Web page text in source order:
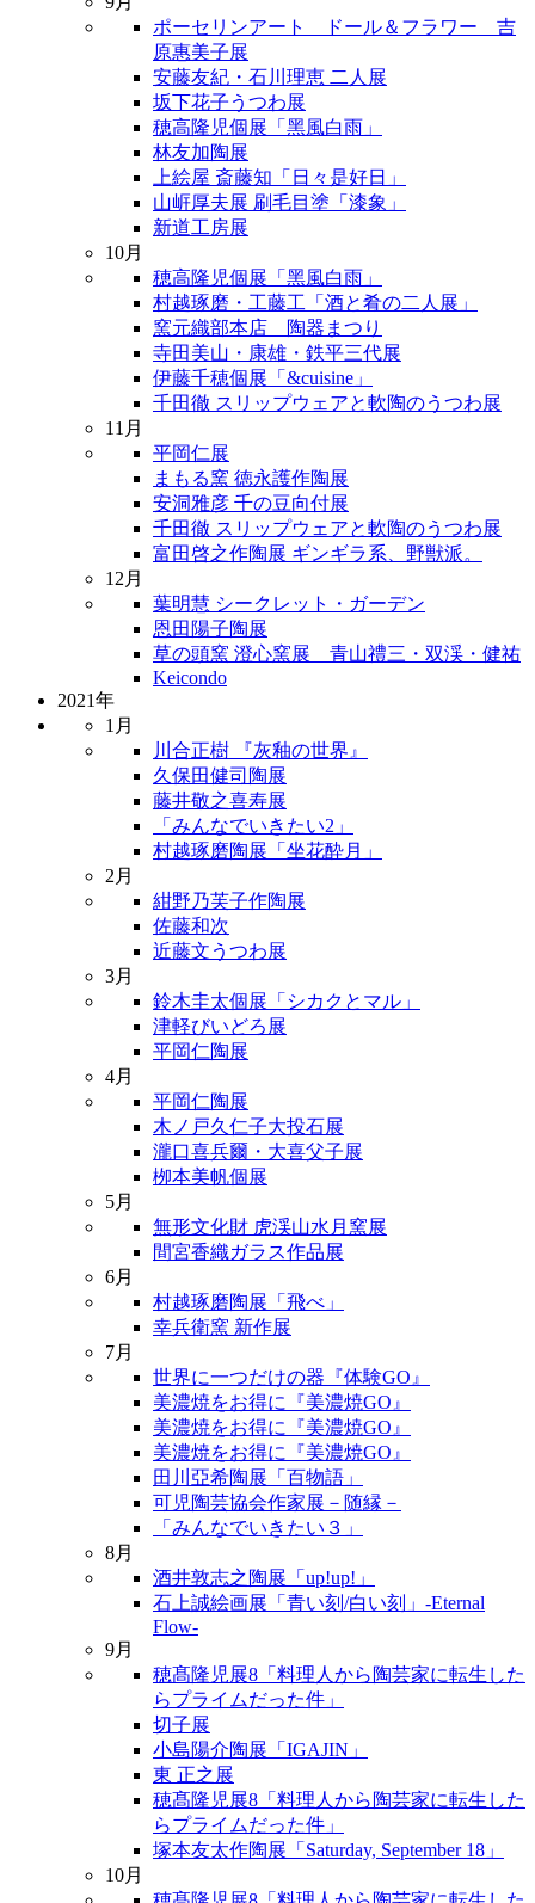
ポーセリンアート ドール＆フラワー 吉
原惠美子展
安藤友紀・石川理恵 二人展
坂下花子うつわ展
穂高隆児個展「黑風白雨」
林友加陶展
上絵屋 斎藤知「日々是好日」
山㟁厚夫展 刷毛目塗「漆象」
新道工房展
10月
穂高隆児個展「黑風白雨」
村越琢磨・工藤工「酒と肴の二人展」
窯元織部本店 陶器まつり
寺田美山・康雄・鉄平三代展
伊藤千穂個展「&cuisine」
千田徹 スリップウェアと軟陶のうつわ展
11月
平岡仁展
まもる窯 徳永護作陶展
安洞雅彦 千の豆向付展
千田徹 スリップウェアと軟陶のうつわ展
富田啓之作陶展 ギンギラ系、野獣派。
12月
葉明慧 シークレット・ガーデン
恩田陽子陶展
草の頭窯 澄心窯展 青山禮三・双渓・健祐
Keicondo
2021年
1月
川合正樹 『灰釉の世界』
久保田健司陶展
藤井敬之喜寿展
「みんなでいきたい2」
村越琢磨陶展「坐花酔月」
2月
紺野乃芙子作陶展
佐藤和次
近藤文うつわ展
3月
鈴木圭太個展「シカクとマル」
津軽びいどろ展
平岡仁陶展
4月
平岡仁陶展
木ノ戸久仁子大投石展
瀧口喜兵爾・大喜父子展
栁本美帆個展
5月
無形文化財 虎渓山水月窯展
間宮香織ガラス作品展
6月
村越琢磨陶展「飛べ」
幸兵衛窯 新作展
7月
世界に一つだけの器『体験GO』
美濃焼をお得に『美濃焼GO』
美濃焼をお得に『美濃焼GO』
美濃焼をお得に『美濃焼GO』
田川亞希陶展「百物語」
可児陶芸協会作家展－随縁－
「みんなでいきたい３」
8月
酒井敦志之陶展「up!up!」
石上誠絵画展「青い刻/白い刻」-Eternal
Flow-
9月
穂髙隆児展8「料理人から陶芸家に転生した
らプライムだった件」
切子展
小島陽介陶展「IGAJIN」
東 正之展
穂髙隆児展8「料理人から陶芸家に転生した
らプライムだった件」
塚本友太作陶展「Saturday, September 18」
10月